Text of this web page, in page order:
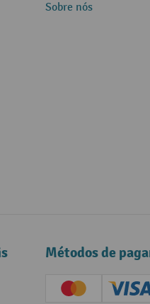
Sobre nós
Métodos de
Creditcard